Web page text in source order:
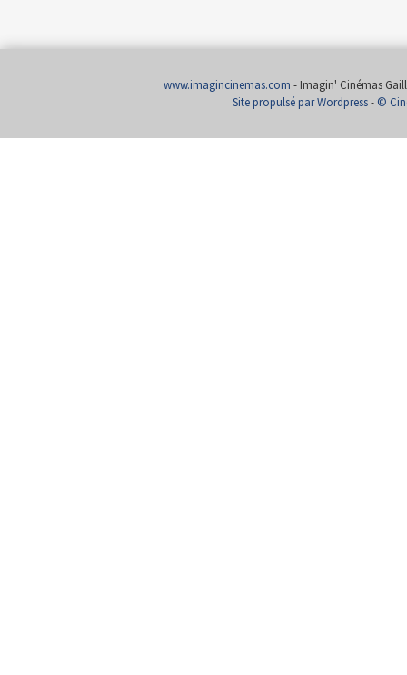
www.imagincinemas.com - Imagin' Cinémas
Site propulsé par Wordpress- ©